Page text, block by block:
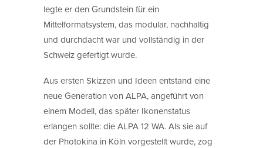
legte er den Grundstein für ein
Mittelformatsystem, das modular, nachhaltig
und durchdacht war und vollständig in der
Schweiz gefertigt wurde.
Aus ersten Skizzen und Ideen entstand eine
neue Generation von ALPA, angeführt von
einem Modell, das später Ikonenstatus
erlangen sollte: die ALPA 12 WA. Als sie auf
der Photokina in Köln vorgestellt wurde, zog